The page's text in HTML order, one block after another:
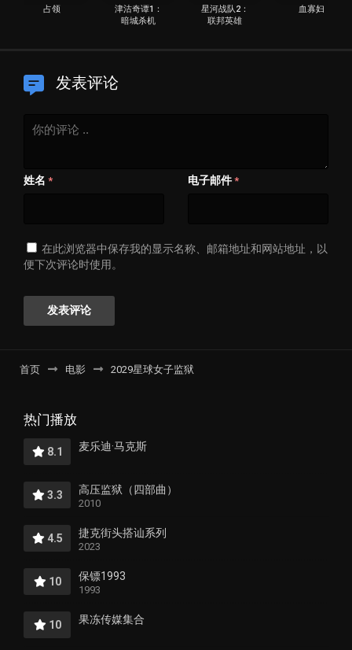
占领
津沽奇谭1：
暗城杀机
星河战队2：
联邦英雄
血寡妇
发表评论
姓名 * 电子邮件 *
在此浏览器中保存我的显示名称、邮箱地址和网站地址，以
便下次评论时使用。
首页 电影 2029星球女子监狱
热门播放
8.1 麦乐迪·马克斯
3.3 高压监狱（四部曲）
2010
4.5 捷克街头搭讪系列
2023
10 保镖1993
1993
10 果冻传媒集合